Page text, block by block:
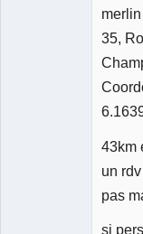
35,
43km
un
pas
si